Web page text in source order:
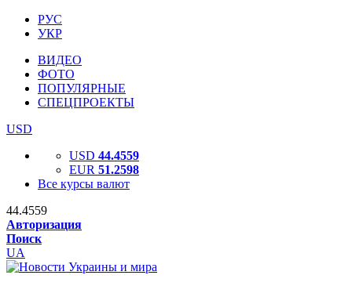
РУС
УКР
ВИДЕО
ФОТО
ПОПУЛЯРНЫЕ
СПЕЦПРОЕКТЫ
USD
USD 44.4559
EUR 51.2598
Все курсы валют
44.4559
Авторизация
Поиск
UA